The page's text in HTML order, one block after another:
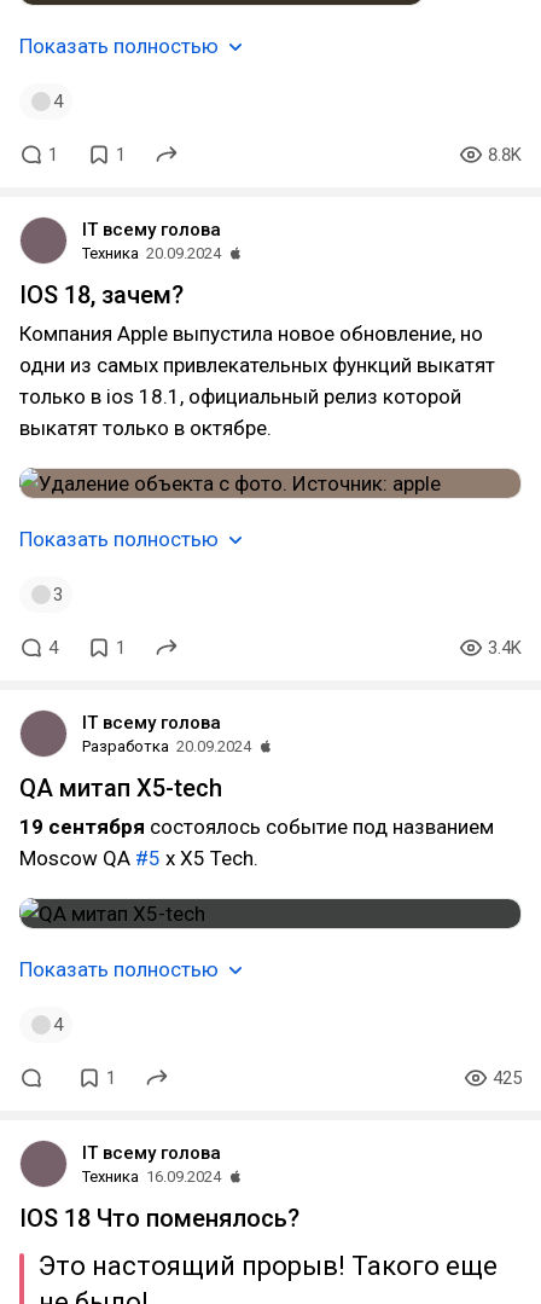
Показать полностью
4
1 1 8.8K
IT всему голова
Техника 20.09.2024
IOS 18, зачем?
Компания Apple выпустила новое обновление, но
одни из самых привлекательных функций выкатят
только в ios 18.1, официальный релиз которой
выкатят только в октябре.
Показать полностью
3
4 1 3.4K
IT всему голова
Разработка 20.09.2024
QA митап X5-tech
19 сентября состоялось событие под названием
Moscow QA #5 x X5 Tech.
Показать полностью
4
1 425
IT всему голова
Техника 16.09.2024
IOS 18 Что поменялось?
Это настоящий прорыв! Такого еще